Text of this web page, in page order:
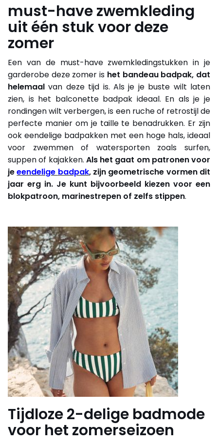
must-have zwemkleding
uit één stuk voor deze
zomer
Een van de must-have zwemkledingstukken in je
garderobe deze zomer is het bandeau badpak, dat
helemaal van deze tijd is. Als je je buste wilt laten
zien, is het balconette badpak ideaal. En als je je
rondingen wilt verbergen, is een ruche of retrostijl de
perfecte manier om je taille te benadrukken. Er zijn
ook eendelige badpakken met een hoge hals, ideaal
voor zwemmen of watersporten zoals surfen,
suppen of kajakken. Als het gaat om patronen voor
jeeendelige badpak, zijn geometrische vormen dit
jaar erg in. Je kunt bijvoorbeeld kiezen voor een
blokpatroon, marinestrepen of zelfs stippen.
Tijdloze 2-delige badmode
voor het zomerseizoen